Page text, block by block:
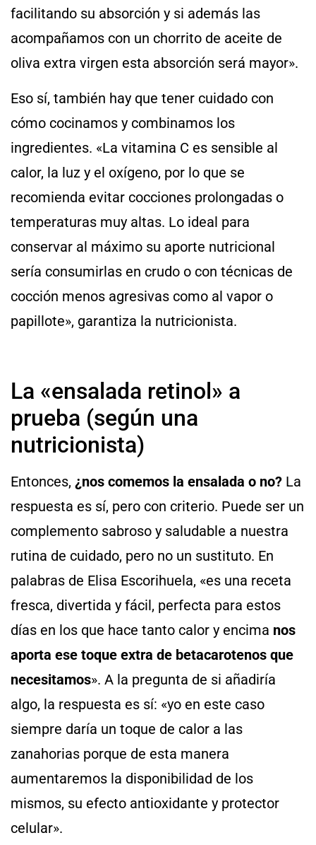
facilitando su absorción y si además las
acompañamos con un chorrito de aceite de
oliva extra virgen esta absorción será mayor».
Eso sí, también hay que tener cuidado con
cómo cocinamos y combinamos los
ingredientes. «La vitamina C es sensible al
calor, la luz y el oxígeno, por lo que se
recomienda evitar cocciones prolongadas o
temperaturas muy altas. Lo ideal para
conservar al máximo su aporte nutricional
sería consumirlas en crudo o con técnicas de
cocción menos agresivas como al vapor o
papillote», garantiza la nutricionista.
La «ensalada retinol» a
prueba (según una
nutricionista)
Entonces, ¿nos comemos la ensalada o no? La
respuesta es sí, pero con criterio. Puede ser un
complemento sabroso y saludable a nuestra
rutina de cuidado, pero no un sustituto. En
palabras de Elisa Escorihuela, «es una receta
fresca, divertida y fácil, perfecta para estos
días en los que hace tanto calor y encima nos
aporta ese toque extra de betacarotenos que
necesitamos». A la pregunta de si añadiría
algo, la respuesta es sí: «yo en este caso
siempre daría un toque de calor a las
zanahorias porque de esta manera
aumentaremos la disponibilidad de los
mismos, su efecto antioxidante y protector
celular».